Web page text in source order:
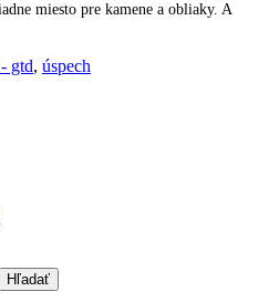
miesto pre kamene a obliaky. A
gtd, úspech
Hľadať